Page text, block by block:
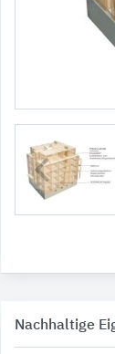
Nachhaltige